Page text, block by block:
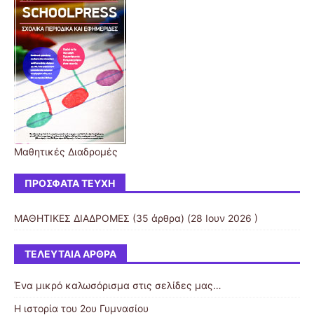
Μαθητικές Διαδρομές
ΠΡΌΣΦΑΤΑ ΤΕΎΧΗ
ΜΑΘΗΤΙΚΕΣ ΔΙΑΔΡΟΜΕΣ (35 άρθρα) (28 Ιουν 2026 )
ΤΕΛΕΥΤΑΊΑ ΆΡΘΡΑ
Ένα μικρό καλωσόρισμα στις σελίδες μας…
Η ιστορία του 2ου Γυμνασίου